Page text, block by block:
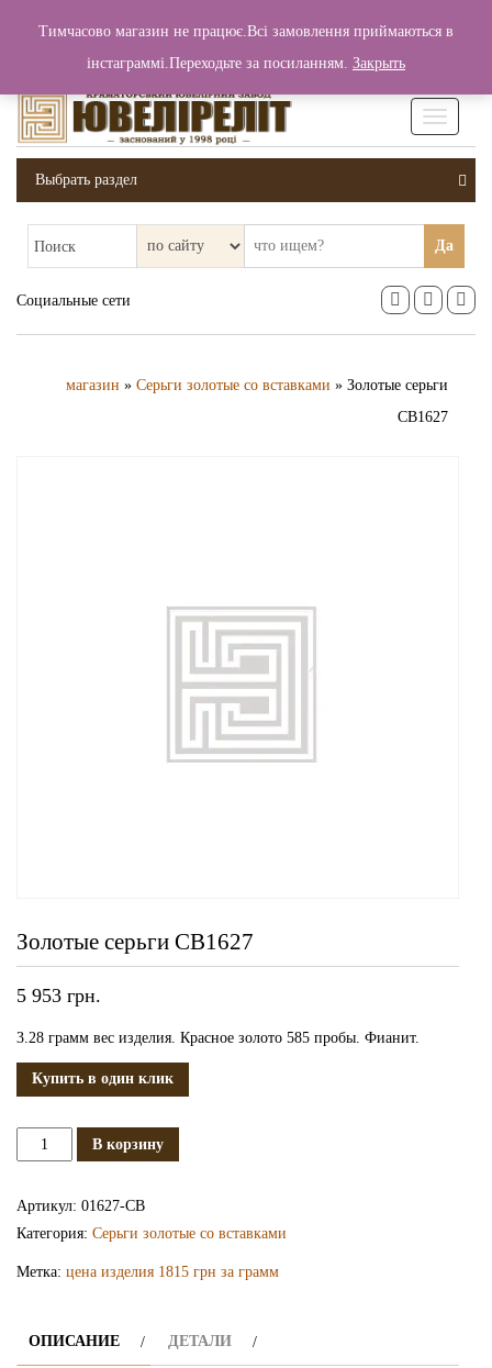
Вход / Регистрация 0 грн.
Выбрать раздел
Поиск Да
Социальные сети
магазин » Серьги золотые со вставками » Золотые серьги
СВ1627
Золотые серьги СВ1627
5 953 грн.
3.28 грамм вес изделия. Красное золото 585 пробы. Фианит.
Купить в один клик
КоличествоВ корзину
Артикул: 01627-СВ
Категория: Серьги золотые со вставками
Метка: цена изделия 1815 грн за грамм
ОПИСАНИЕ ДЕТАЛИ
Тимчасово магазин не працює.Всі замовлення приймаються в
інстаграммі.Переходьте за посиланням. Закрыть